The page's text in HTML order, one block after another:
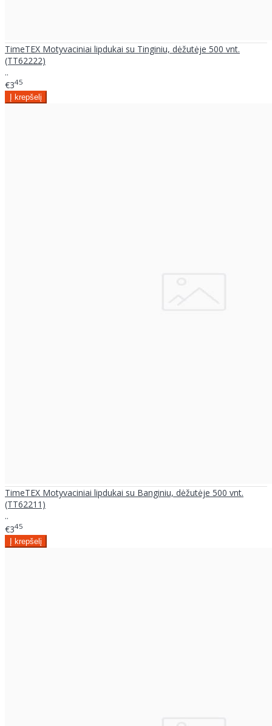
TimeTEX Motyvaciniai lipdukai su Tinginiu, dėžutėje 500 vnt.
(TT62222)
..
€345
TimeTEX Motyvaciniai lipdukai su Banginiu, dėžutėje 500 vnt.
(TT62211)
..
€345